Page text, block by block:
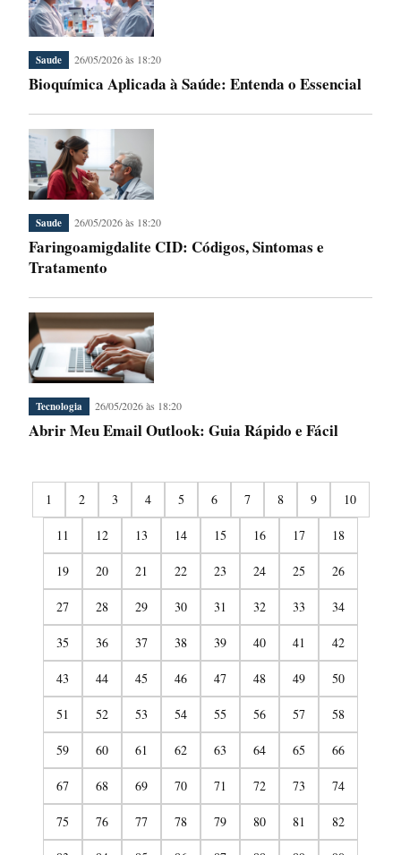
Saude 26/05/2026 às 18:20
Bioquímica Aplicada à Saúde: Entenda o Essencial
Saude 26/05/2026 às 18:20
Faringoamigdalite CID: Códigos, Sintomas e
Tratamento
Tecnologia 26/05/2026 às 18:20
Abrir Meu Email Outlook: Guia Rápido e Fácil
1 2 3 4 5 6 7 8 9 10
11 12 13 14 15 16 17 18
19 20 21 22 23 24 25 26
27 28 29 30 31 32 33 34
35 36 37 38 39 40 41 42
43 44 45 46 47 48 49 50
51 52 53 54 55 56 57 58
59 60 61 62 63 64 65 66
67 68 69 70 71 72 73 74
75 76 77 78 79 80 81 82